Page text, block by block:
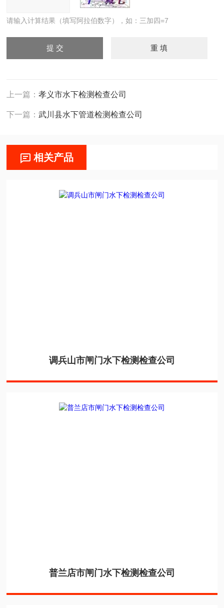
请输入计算结果（填写阿拉伯数字），如：三加四=7
上一篇：孝义市水下检测检查公司
下一篇：武川县水下管道检测检查公司
相关产品
调兵山市闸门水下检测检查公司
普兰店市闸门水下检测检查公司